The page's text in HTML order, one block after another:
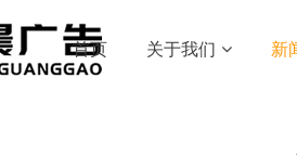
首页 关于我们 新